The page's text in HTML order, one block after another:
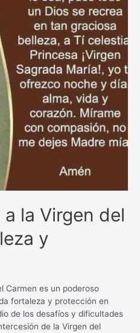
la Virgen del
y
Carmen es un poderoso
fortaleza y protección en
de los desafíos y dificultades
de la Virgen del